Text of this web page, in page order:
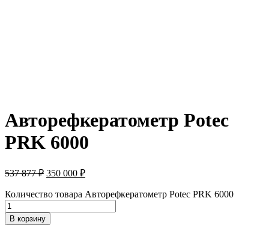
Авторефкератометр Potec
PRK 6000
537 877₽ 350 000 ₽
Количество товара Авторефкератометр Potec PRK 6000
В корзину